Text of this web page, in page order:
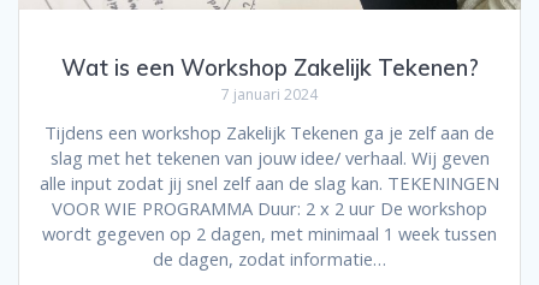
Wat is een Workshop Zakelijk Tekenen?
7 januari 2024
Tijdens een workshop Zakelijk Tekenen ga je zelf aan de
slag met het tekenen van jouw idee/ verhaal. Wij geven
alle input zodat jij snel zelf aan de slag kan. TEKENINGEN
VOOR WIE PROGRAMMA Duur: 2 x 2 uur De workshop
wordt gegeven op 2 dagen, met minimaal 1 week tussen
de dagen, zodat informatie…